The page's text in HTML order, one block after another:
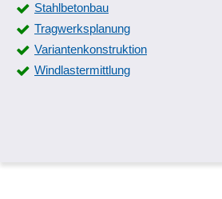
Stahlbetonbau
Tragwerksplanung
Variantenkonstruktion
Windlastermittlung